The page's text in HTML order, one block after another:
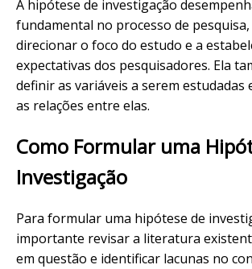
A hipótese de investigação
fundamental no processo de
direcionar o foco do estudo e a
expectativas dos pesquisadores. Ela
definir as variáveis a serem estudadas
as relações entre elas.
Como Formular uma
Investigação
Para formular uma hipótese de
importante revisar a literatura
em questão e identificar lacunas no